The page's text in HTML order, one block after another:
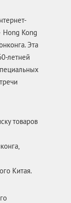
Hong Kong
Эта
летней
товаров
Китая.